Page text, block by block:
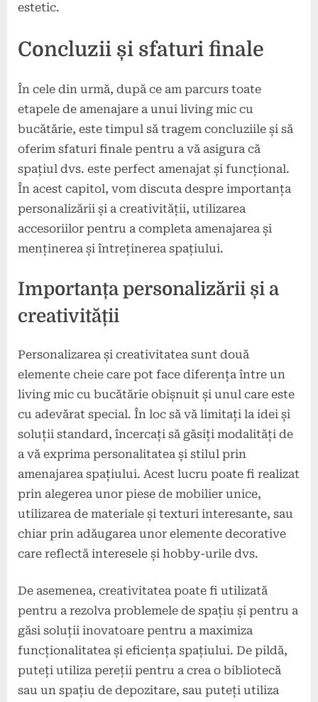
estetic.
Concluzii și sfaturi finale
În cele din urmă, după ce am parcurs toate
etapele de amenajare a unui living mic cu
bucătărie, este timpul să tragem concluziile și să
oferim sfaturi finale pentru a vă asigura că
spațiul dvs. este perfect amenajat și funcțional.
În acest capitol, vom discuta despre importanța
personalizării și a creativității, utilizarea
accesoriilor pentru a completa amenajarea și
menținerea și întreținerea spațiului.
Importanța personalizării și a
creativității
Personalizarea și creativitatea sunt două
elemente cheie care pot face diferența între un
living mic cu bucătărie obișnuit și unul care este
cu adevărat special. În loc să vă limitați la idei și
soluții standard, încercați să găsiți modalități de
a vă exprima personalitatea și stilul prin
amenajarea spațiului. Acest lucru poate fi realizat
prin alegerea unor piese de mobilier unice,
utilizarea de materiale și texturi interesante, sau
chiar prin adăugarea unor elemente decorative
care reflectă interesele și hobby-urile dvs.
De asemenea, creativitatea poate fi utilizată
pentru a rezolva problemele de spațiu și pentru a
găsi soluții inovatoare pentru a maximiza
funcționalitatea și eficiența spațiului. De pildă,
puteți utiliza pereții pentru a crea o bibliotecă
sau un spațiu de depozitare, sau puteți utiliza